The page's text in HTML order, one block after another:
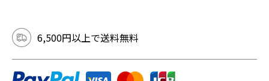
6,500円以上で送料無料